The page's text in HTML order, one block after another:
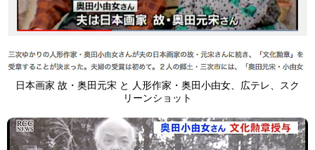
日本画家 故・奥田元宋 と 人形作家・奥田小由女、広テレ、スク
リーンショット